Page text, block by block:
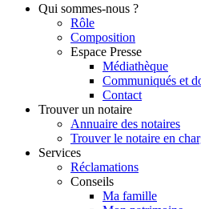
Qui sommes-nous ?
Rôle
Composition
Espace Presse
Médiathèque
Communiqués et
Contact
Trouver un notaire
Annuaire des notaires
Trouver le notaire en
Services
Réclamations
Conseils
Ma famille